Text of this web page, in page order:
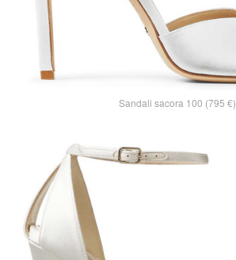
Sandali sacora 100 (795 €)